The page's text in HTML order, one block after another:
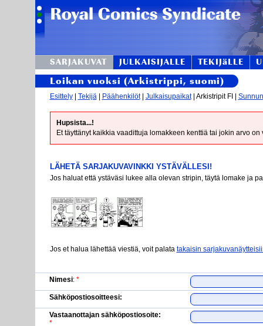
SARJAKUVAT JULKAISIJALLE TEKIJäLLE
Loikan vuoksi (Arkistrippi, suomi)
Esittely| Tekijä| Päähenkilöt| Julkaisupaikat| Arkistripit FI |
Hupsista...!
Et täyttänyt kaikkia vaadittuja lomakkeen kenttiä tai jokin arvo on
LÄHETÄ SARJAKUVAVINKKI YSTÄVÄLLESI!
Jos haluat että ystäväsi lukee alla olevan stripin, täytä lomake ja
Jos et halua lähettää viestiä, voit palata takaisin
Nimesi: *
Sähköpostiosoitteesi:
Vastaanottajan sähköpostiosoite:
*